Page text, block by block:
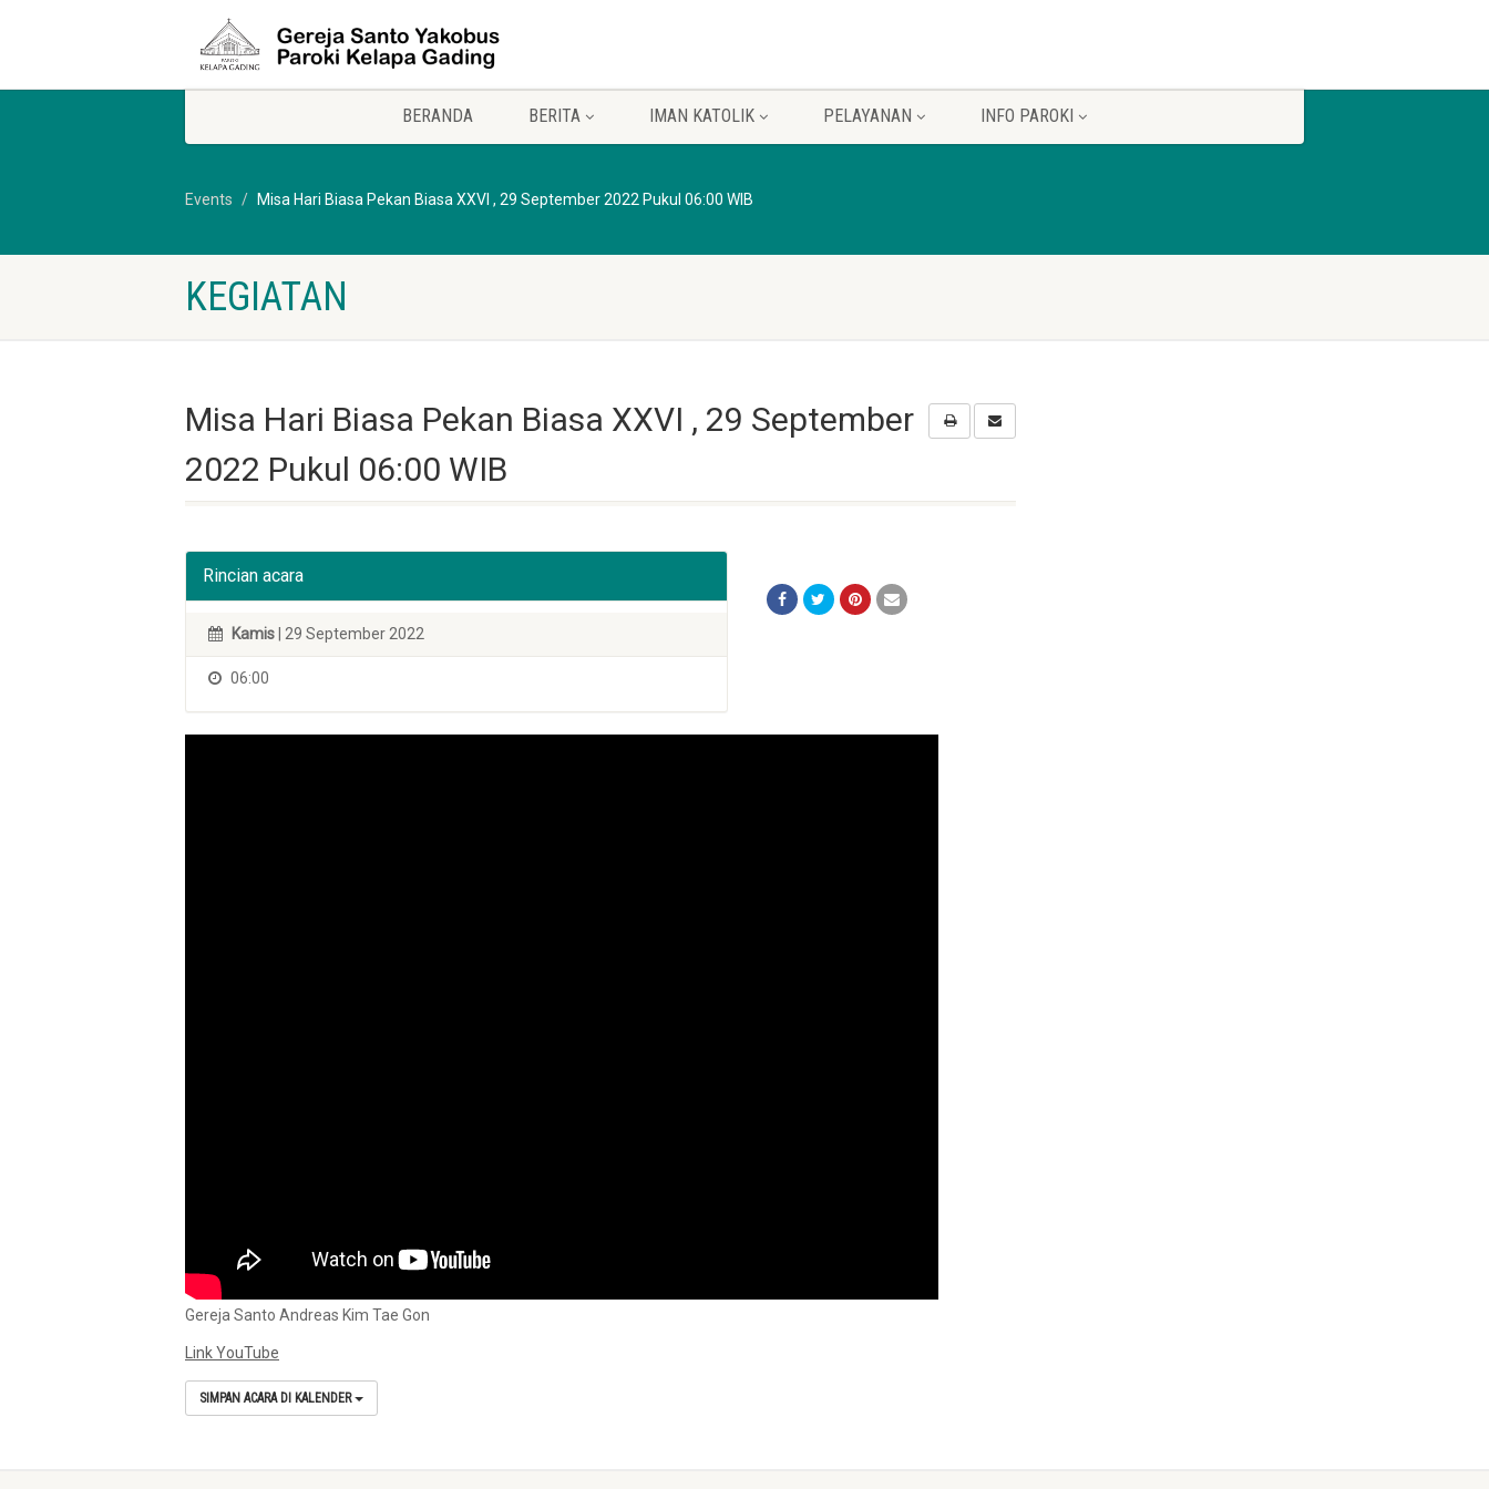
BERANDA BERITA IMAN KATOLIK PELAYANAN INFO PAROKI
Events Misa Hari Biasa Pekan Biasa XXVI , 29 September 2022 Pukul 06:00 WIB
KEGIATAN
Misa Hari Biasa Pekan Biasa XXVI , 29 September
2022 Pukul 06:00 WIB
Rincian acara
Kamis | 29 September 2022
06:00
Gereja Santo Andreas Kim Tae Gon
Link YouTube
SIMPAN ACARA DI KALENDER